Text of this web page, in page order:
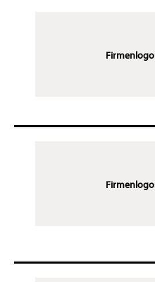
Firmenlogo
Firmenlogo